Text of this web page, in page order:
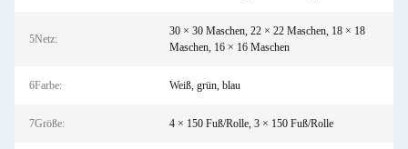
5Netz:
30 × 30 Maschen, 22 × 22 Maschen, 18 × 18
Maschen, 16 × 16 Maschen
6Farbe: Weiß, grün, blau
7Größe: 4 × 150 Fuß/Rolle, 3 × 150 Fuß/Rolle